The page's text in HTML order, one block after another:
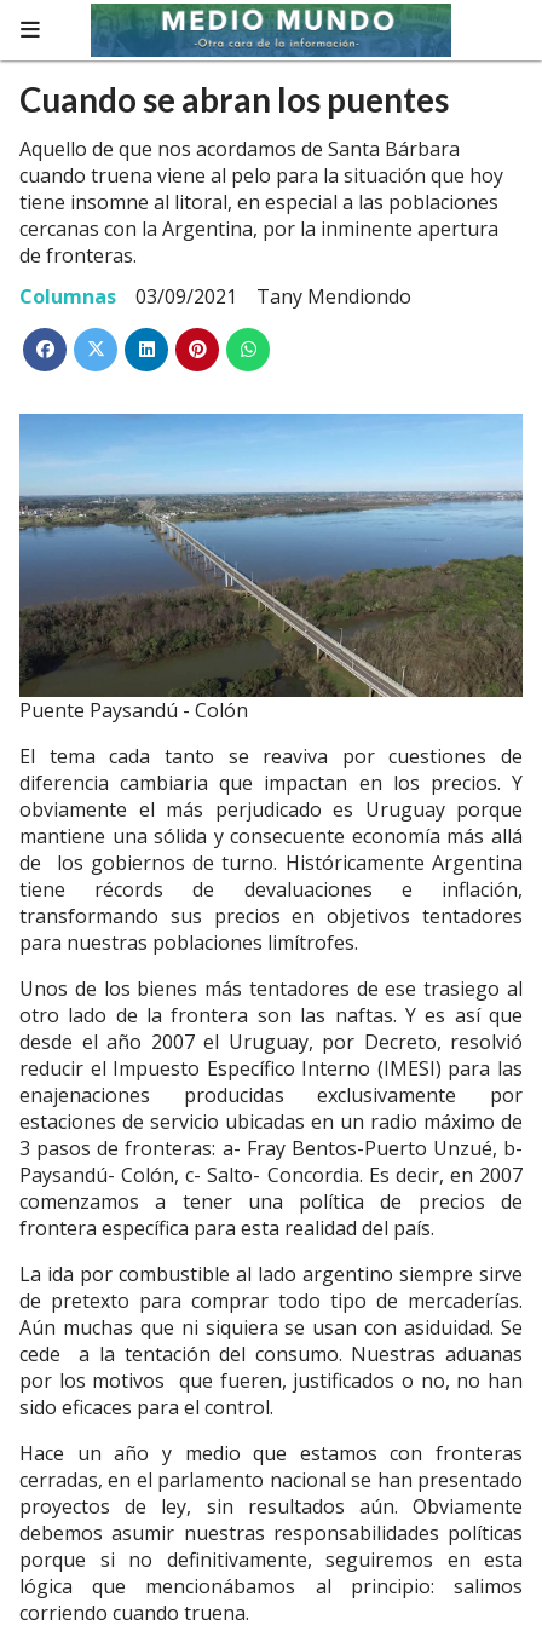
Cuando se abran los puentes
Aquello de que nos acordamos de Santa Bárbara
cuando truena viene al pelo para la situación que hoy
tiene insomne al litoral, en especial a las poblaciones
cercanas con la Argentina, por la inminente apertura
de fronteras.
Columnas
03/09/2021 Tany Mendiondo
Puente Paysandú - Colón
El tema cada tanto se reaviva por cuestiones de
diferencia cambiaria que impactan en los precios. Y
obviamente el más perjudicado es Uruguay porque
mantiene una sólida y consecuente economía más allá
de los gobiernos de turno. Históricamente Argentina
tiene récords de devaluaciones e inflación,
transformando sus precios en objetivos tentadores
para nuestras poblaciones limítrofes.
Unos de los bienes más tentadores de ese trasiego al
otro lado de la frontera son las naftas. Y es así que
desde el año 2007 el Uruguay, por Decreto, resolvió
reducir el Impuesto Específico Interno (IMESI) para las
enajenaciones producidas exclusivamente por
estaciones de servicio ubicadas en un radio máximo de
3 pasos de fronteras: a- Fray Bentos-Puerto Unzué, b-
Paysandú- Colón, c- Salto- Concordia. Es decir, en 2007
comenzamos a tener una política de precios de
frontera específica para esta realidad del país.
La ida por combustible al lado argentino siempre sirve
de pretexto para comprar todo tipo de mercaderías.
Aún muchas que ni siquiera se usan con asiduidad. Se
cede a la tentación del consumo. Nuestras aduanas
por los motivos que fueren, justificados o no, no han
sido eficaces para el control.
Hace un año y medio que estamos con fronteras
cerradas, en el parlamento nacional se han presentado
proyectos de ley, sin resultados aún. Obviamente
debemos asumir nuestras responsabilidades políticas
porque si no definitivamente, seguiremos en esta
lógica que mencionábamos al principio: salimos
corriendo cuando truena.